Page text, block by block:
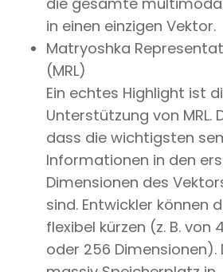
in einen einzigen Vektor.
Matryoshka
(MRL)
Ein echtes Highlight ist
Unterstützung von MRL.
dass die wichtigsten
Informationen in den
Dimensionen des
sind. Entwickler können
flexibel kürzen (z. B. von
oder 256 Dimensionen).